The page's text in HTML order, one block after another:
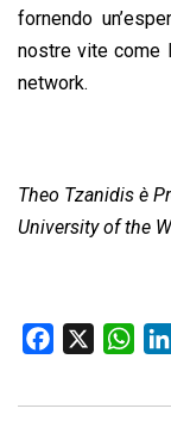
fornendo
nostre vite come
network.
Theo Tzanidis è
University of the
c
W
a